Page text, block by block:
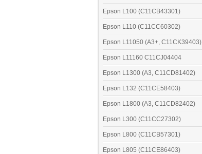
Epson L100 (C11CB43301)
Epson L110 (C11CC60302)
Epson L11050 (A3+, C11CK39403)
Epson L11160 C11CJ04404
Epson L1300 (A3, C11CD81402)
Epson L132 (C11CE58403)
Epson L1800 (A3, C11CD82402)
Epson L300 (C11CC27302)
Epson L800 (C11CB57301)
Epson L805 (C11CE86403)